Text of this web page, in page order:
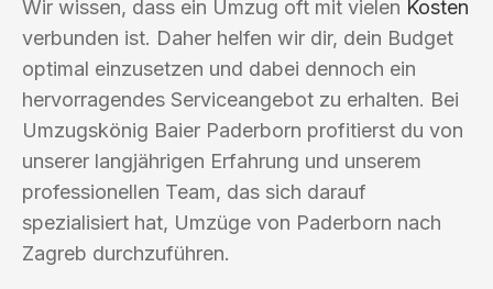
Wir wissen, dass ein Umzug oft mit vielen Kosten
verbunden ist. Daher helfen wir dir, dein Budget
optimal einzusetzen und dabei dennoch ein
hervorragendes Serviceangebot zu erhalten. Bei
Umzugskönig Baier Paderborn profitierst du von
unserer langjährigen Erfahrung und unserem
professionellen Team, das sich darauf
spezialisiert hat, Umzüge von Paderborn nach
Zagreb durchzuführen.